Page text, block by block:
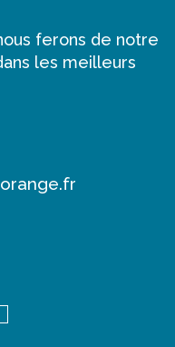
ferons de notre
les meilleurs